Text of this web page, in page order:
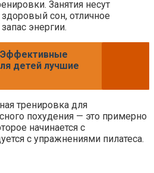
Занятия несут
сон, отличное
энергии.
Эффективные
детей лучшие
тренировка для
похудения — это примерно
начинается с
с упражнениями пилатеса.